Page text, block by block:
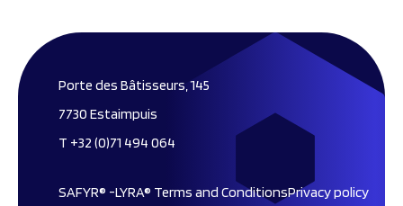
Porte des Bâtisseurs, 145
7730 Estaimpuis
T +32 (0)71 494 064
SAFYR® -LYRA® Terms and ConditionsPrivacy policy